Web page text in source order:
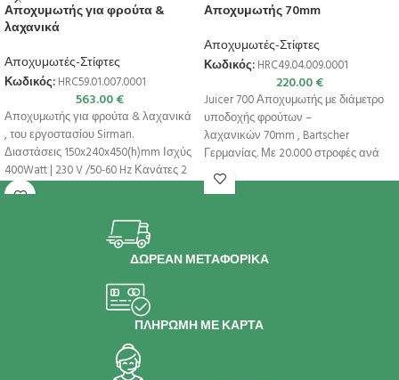
Αποχυμωτής για φρούτα &
λαχανικά
Αποχυμωτές-Στίφτες
Κωδικός: HRC59.01.007.0001
563.00€
Αποχυμωτής για φρούτα & λαχανικά
, του εργοστασίου Sirman.
Διαστάσεις 150x240x450(h)mm Ισχύς
400Watt | 230 V /50-60 Hz Κανάτες 2
Αποχυμωτής 70mm
Αποχυμωτές-Στίφτες
Κωδικός: HRC49.04.009.0001
220.00€
Juicer 700 Αποχυμωτής με διάμετρο
υποδοχής φρούτων –
λαχανικών 70mm , Bartscher
Γερμανίας. Με 20.000 στροφές ανά
λεπτό, ο ισχυρός αποχυμωτής
ΔΩΡΕΑΝ ΜΕΤΑΦΟΡΙΚΑ
ΠΛΗΡΩΜΗ ΜΕ ΚΑΡΤΑ